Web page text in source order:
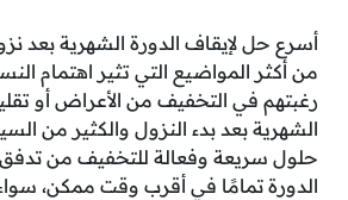
أسرع حل لإيقاف الدورة الشهرية بعد
من أكثر المواضيع التي تثير اهتمام
رغبتهم في التخفيف من الأعراض أو
الشهرية بعد بدء النزول والكثير من
حلول سريعة وفعالة للتخفيف من تدفق
الدورة تمامًا في أقرب وقت ممكن،